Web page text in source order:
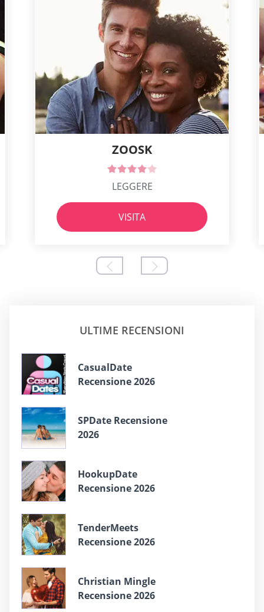
ZOOSK
LEGGERE
VISITA
ULTIME RECENSIONI
СasualDate
Recensione 2026
SPDate Recensione
2026
HookupDate
Recensione 2026
TenderMeets
Recensione 2026
Christian Mingle
Recensione 2026